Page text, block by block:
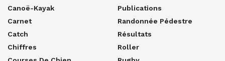
Canoë-Kayak
Carnet
Catch
Chiffres
Publications
Randonnée Pédestre
Résultats
Roller